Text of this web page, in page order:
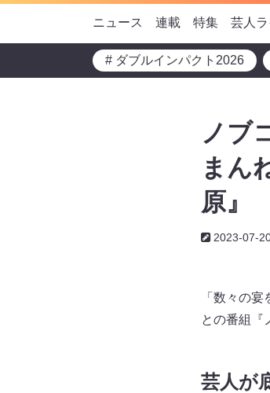
ニュース 連載 特集 芸人
# ダブルインパクト2026
ノブ
まん
原』
2023-07-
「数々の
との番組『
芸人が